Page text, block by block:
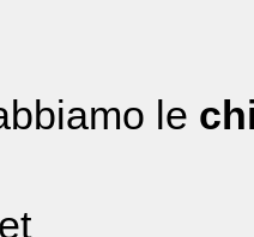
le